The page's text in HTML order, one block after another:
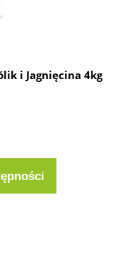
i Jagnięcina 4kg